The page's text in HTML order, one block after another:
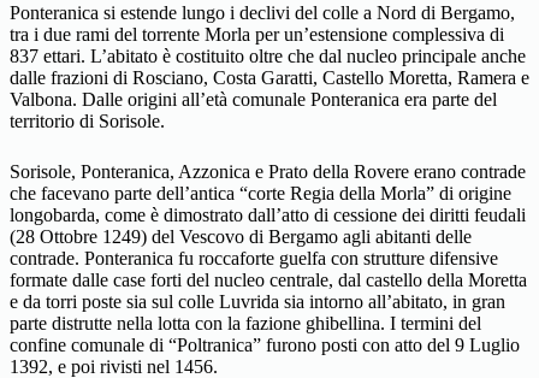
Ponteranica si estende lungo i declivi del colle a Nord di Bergamo,
tra i due rami del torrente Morla per un’estensione complessiva di
837 ettari. L’abitato è costituito oltre che dal nucleo principale anche
dalle frazioni di Rosciano, Costa Garatti, Castello Moretta, Ramera e
Valbona. Dalle origini all’età comunale Ponteranica era parte del
territorio di Sorisole.
Sorisole, Ponteranica, Azzonica e Prato della Rovere erano contrade
che facevano parte dell’antica “corte Regia della Morla” di origine
longobarda, come è dimostrato dall’atto di cessione dei diritti feudali
(28 Ottobre 1249) del Vescovo di Bergamo agli abitanti delle
contrade. Ponteranica fu roccaforte guelfa con strutture difensive
formate dalle case forti del nucleo centrale, dal castello della Moretta
e da torri poste sia sul colle Luvrida sia intorno all’abitato, in gran
parte distrutte nella lotta con la fazione ghibellina. I termini del
confine comunale di “Poltranica” furono posti con atto del 9 Luglio
1392, e poi rivisti nel 1456.